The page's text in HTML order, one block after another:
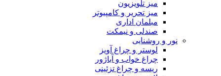
میز تلویزیون
میز تحریر و کامپیوتر
مبلمان اداری
صندلی و نیمکت
نور و روشنایی
لوستر و چراغ آویز
چراغ خواب و آباژور
ریسه و چراغ تزئینی